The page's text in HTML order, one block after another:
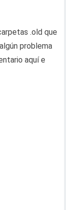
.old que
problema
aquí e